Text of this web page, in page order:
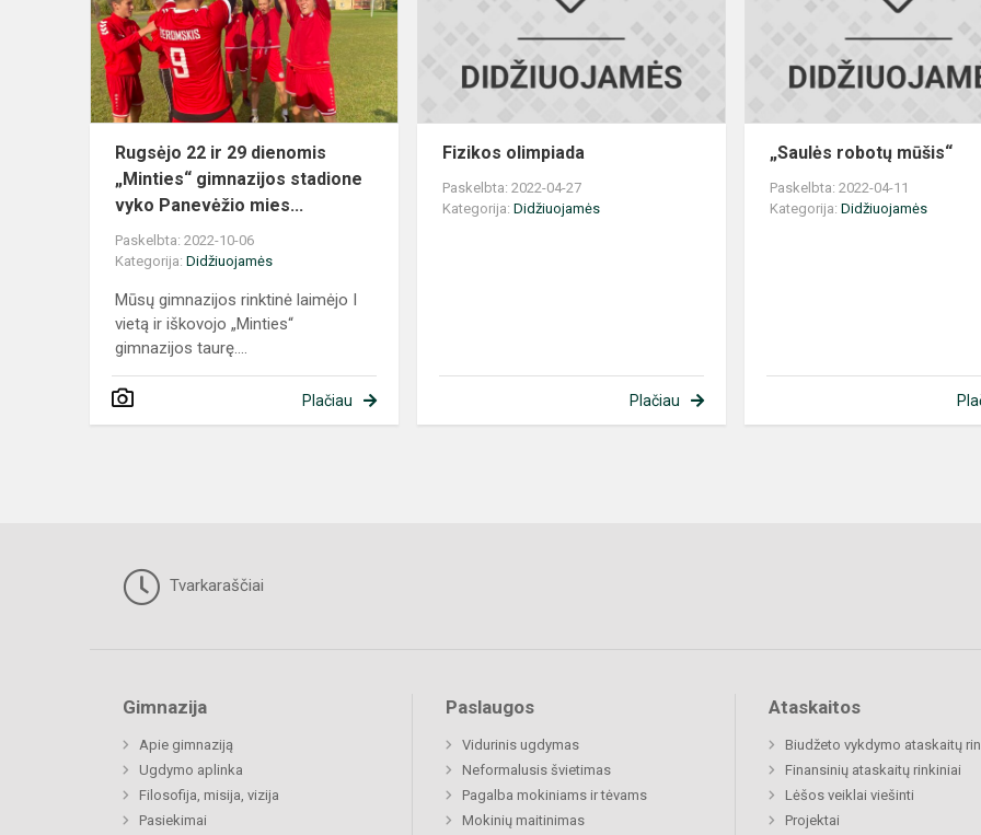
29
dienomis
„Minties“
gimnazijos
stadione
Rugsėjo 22 ir 29 dienomis
„Minties“ gimnazijos stadione
vyko Panevėžio mies...
Paskelbta: 2022-10-06
Kategorija: Didžiuojamės
Mūsų gimnazijos rinktinė laimėjo I
vietą ir iškovojo „Minties“
gimnazijos taurę....
Plačiau
Fizikos olimpiada
Paskelbta: 2022-04-27
Kategorija:Didžiuojamės
Plačiau
„Saulės robotų mūšis“
Paskelbta: 2022-04-11
Kategorija:Didžiuojamės
Tvarkaraščiai
Gimnazija
Apie gimnaziją
Ugdymo aplinka
Filosofija, misija, vizija
Pasiekimai
Paslaugos
Vidurinis ugdymas
Neformalusis švietimas
Pagalba mokiniams ir tėvams
Mokinių maitinimas
Ataskaitos
Biudžeto vykdymo ataskaitų
Finansinių ataskaitų rinkiniai
Lėšos veiklai viešinti
Projektai